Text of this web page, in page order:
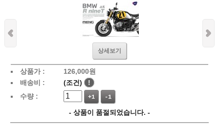
상세보기
상품가 : 126,000원
배송비 :
(조건)
!
수량 :
+1 -1
- 상품이 품절되었습니다. -